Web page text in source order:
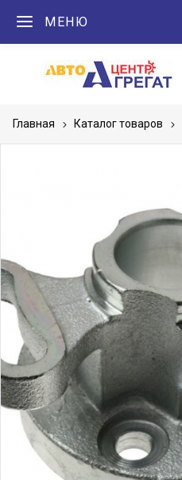
МЕНЮ
Главная Каталог товаров